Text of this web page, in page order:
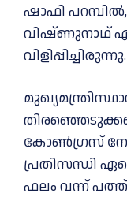
ഷാഫി
വിഷ്ണുനാഥ്
വിളിപ്പിച്ചിരുന്നു.
കോൺഗ്രസ്
പ്രതിസന്ധി
ഫലം വന്ന് പത്ത്